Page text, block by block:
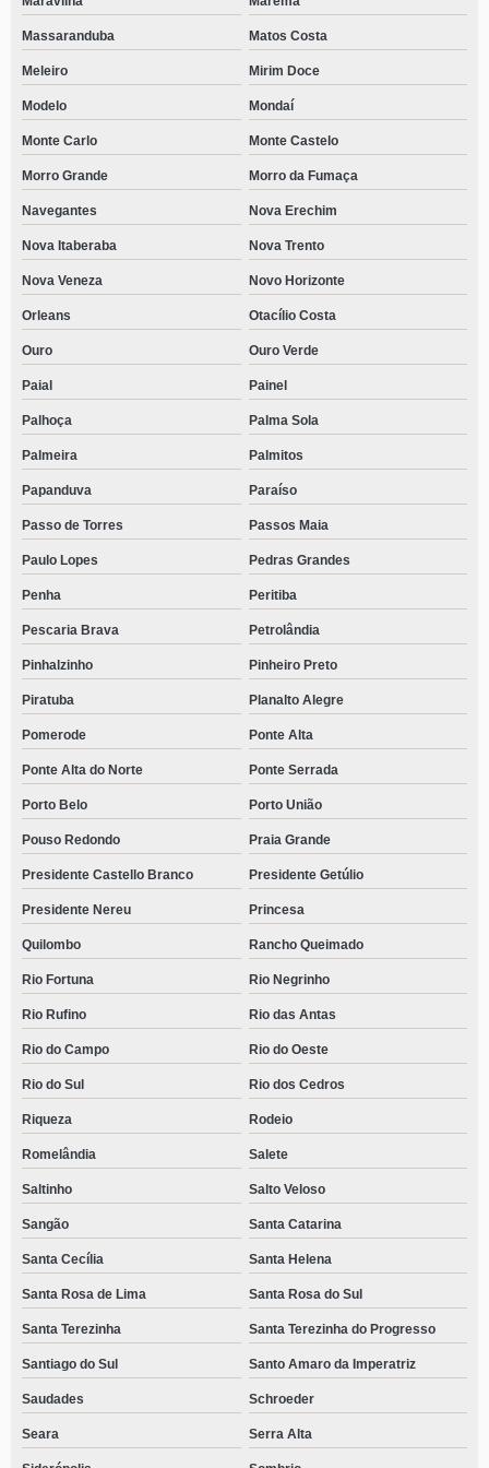
do Progresso
telefone de clínica de tratamento de alcoolismo Timbó Grande
endereço de clínica de tratamento de alcoolismo Itaiópolis
clínica de tratamento para álcool Braço do Trombudo
Massaranduba Matos Costa
Meleiro Mirim Doce
Modelo Mondaí
Monte Carlo Monte Castelo
Morro Grande Morro da Fumaça
Navegantes Nova Erechim
Nova Itaberaba Nova Trento
Nova Veneza Novo Horizonte
Orleans Otacílio Costa
Ouro Ouro Verde
Paial Painel
Palhoça Palma Sola
Palmeira Palmitos
Papanduva Paraíso
Passo de Torres Passos Maia
Paulo Lopes Pedras Grandes
Penha Peritiba
Pescaria Brava Petrolândia
Pinhalzinho Pinheiro Preto
Piratuba Planalto Alegre
Pomerode Ponte Alta
Ponte Alta do Norte Ponte Serrada
Porto Belo Porto União
Pouso Redondo Praia Grande
Presidente Castello Branco Presidente Getúlio
Presidente Nereu Princesa
Quilombo Rancho Queimado
Rio Fortuna Rio Negrinho
Rio Rufino Rio das Antas
Rio do Campo Rio do Oeste
Rio do Sul Rio dos Cedros
Riqueza Rodeio
Romelândia Salete
Saltinho Salto Veloso
Sangão Santa Catarina
Santa Cecília Santa Helena
Santa Rosa de Lima Santa Rosa do Sul
Santa Terezinha Santa Terezinha do Progresso
Santiago do Sul Santo Amaro da Imperatriz
Saudades Schroeder
Seara Serra Alta